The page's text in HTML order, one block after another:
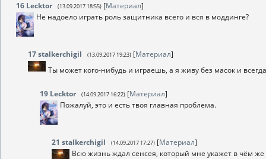
16 Lecktor (13.09.2017 18:55) [Материал]
Не надоело играть роль защитника всего и вся в моддинге?
17stalkerchigil (13.09.2017 19:23) [Материал]
Ты может кого-нибудь и играешь, а я живу без масок и
19 Lecktor (14.09.2017 16:22) [Материал]
Пожалуй, это и есть твоя главная проблема.
21 stalkerchigil (14.09.2017 17:27) [Материал]
Всю жизнь ждал сенсея, который мне укажет в чём